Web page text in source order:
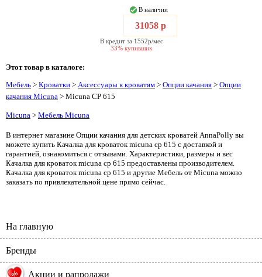
В наличии
31058 р
В кредит за 1552р/мес
33% купивших
Этот товар в каталоге:
Мебель > Кроватки > Аксессуары к кроватям > Опции качания > Опции
качания Micuna > Micuna CP 615
Micuna > Мебель Micuna
В интернет магазине Опции качания для детских кроватей AnnaPolly вы
можете купить Качалка для кроваток micuna cp 615 с доставкой и
гарантией, ознакомиться с отзывами. Характеристики, размеры и вес
Качалка для кроваток micuna cp 615 предоставлены производителем.
Качалка для кроваток micuna cp 615 и другие Мебель от Micuna можно
заказать по привлекательной цене прямо сейчас.
На главную
Бренды
% Акции и рапродажи